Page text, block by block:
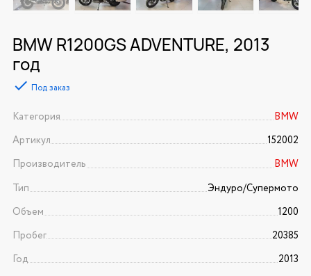
BMW R1200GS ADVENTURE, 2013
год
Под заказ
Категория
BMW
Артикул
152002
Производитель
BMW
Тип
Эндуро/Супермото
Объем
1200
Пробег
20385
Год
2013